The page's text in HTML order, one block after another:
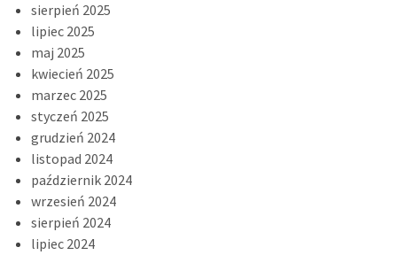
sierpień 2025
lipiec 2025
maj 2025
kwiecień 2025
marzec 2025
styczeń 2025
grudzień 2024
listopad 2024
październik 2024
wrzesień 2024
sierpień 2024
lipiec 2024